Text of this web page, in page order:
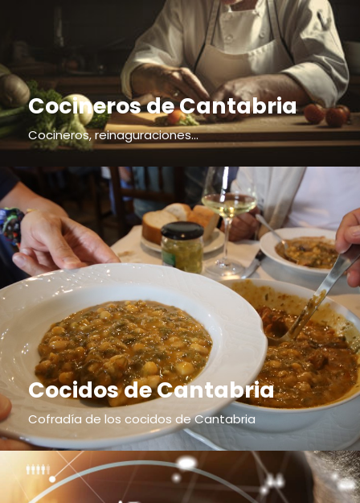
Cocineros de Cantabria
Cocineros, reinaguraciones...
Cocidos de Cantabria
Cofradía de los cocidos de Cantabria